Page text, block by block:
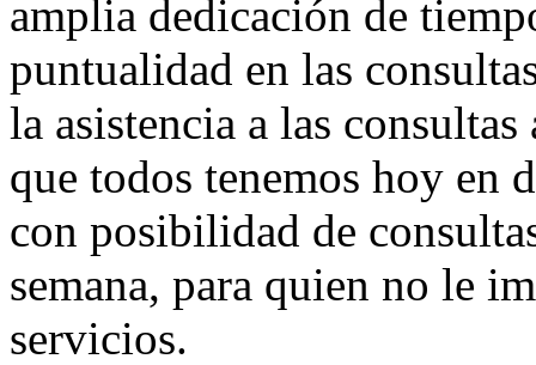
amplia dedicación de
puntualidad en las
la asistencia a las
que todos tenemos hoy en
con posibilidad de
semana, para quien no le
servicios.